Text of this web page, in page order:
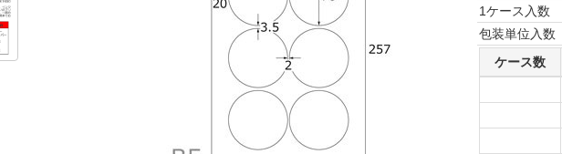
1ケース入数
包装単位入数
ケース数